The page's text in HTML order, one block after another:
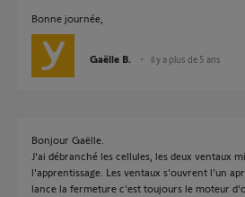
Bonne journée,
Gaëlle B. il y a plus de 5 ans
Bonjour Gaëlle.
J'ai débranché les cellules, les deux ventaux
l'apprentissage. Les ventaux s'ouvrent l'un
lance la fermeture c'est toujours le moteur